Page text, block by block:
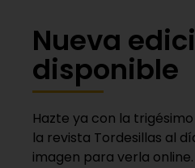
Nueva
disponible
Hazte ya con la
la revista Tordesillas al
imagen para verla online.